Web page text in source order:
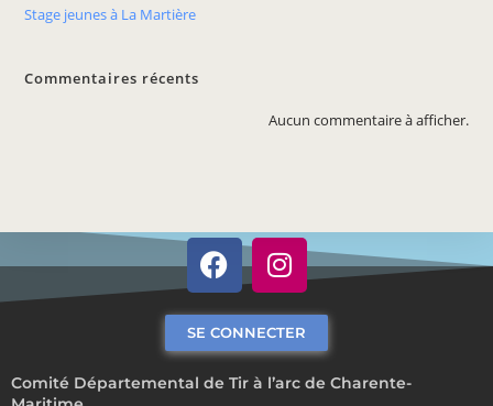
Stage jeunes à La Martière
Commentaires récents
Aucun commentaire à afficher.
Comité Départemental de Tir à l’arc de Charente-
SE CONNECTER